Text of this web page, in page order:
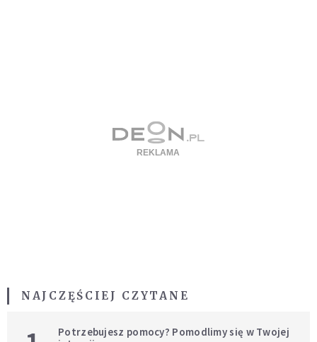
NAJCZĘŚCIEJ CZYTANE
Potrzebujesz pomocy? Pomodlimy się w Twojej